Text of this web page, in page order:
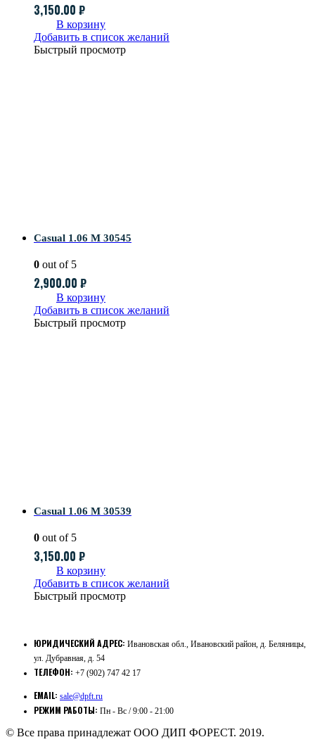
3,150.00 ₽
В корзину
Добавить в список желаний
Быстрый просмотр
Casual 1.06 M 30545
0 out of 5
2,900.00 ₽
В корзину
Добавить в список желаний
Быстрый просмотр
Casual 1.06 M 30539
0 out of 5
3,150.00 ₽
В корзину
Добавить в список желаний
Быстрый просмотр
ЮРИДИЧЕСКИЙ АДРЕС: Ивановская обл., Ивановский район, д. Беляницы,
ул. Дубравная, д. 54
ТЕЛЕФОН: +7 (902) 747 42 17
EMAIL: sale@dpft.ru
РЕЖИМ РАБОТЫ: Пн - Вс / 9:00 - 21:00
© Все права принадлежат ООО ДИП ФОРЕСТ. 2019.